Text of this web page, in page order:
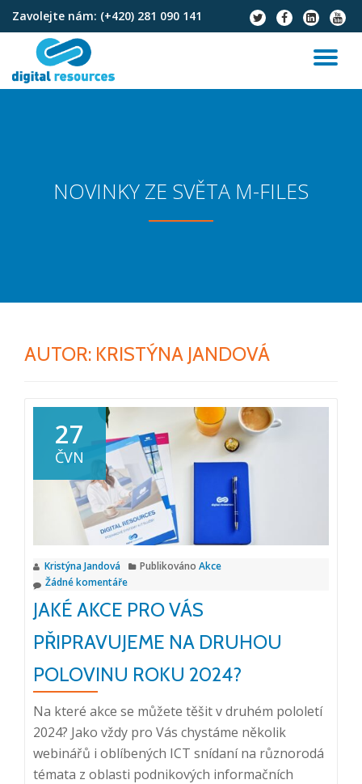
Přeskočit
obsah
Zavolejte nám: (+420) 281 090 141
fa-
twitter
fa-
facebook
fa-
linkedin-
square
fa-
NOVINKY ZE SVĚTA M-FILES
AUTOR: KRISTÝNA JANDOVÁ
27
ČVN
Kristýna Jandová Publikováno Akce
Žádné komentáře
JAKÉ AKCE PRO VÁS
PŘIPRAVUJEME NA DRUHOU
POLOVINU ROKU 2024?
Na které akce se můžete těšit v druhém pololetí
2024? Jako vždy pro Vás chystáme několik
webinářů i oblíbených ICT snídaní na různorodá
témata z oblasti podnikových informačních